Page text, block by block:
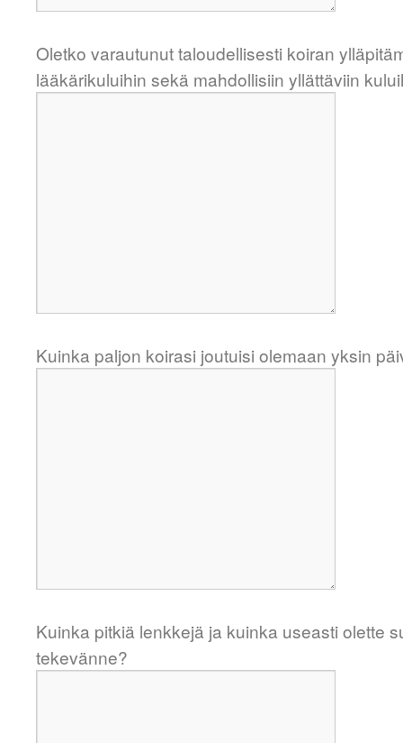
Oletko varautunut taloudellisesti koiran
lääkärikuluihin sekä mahdollisiin yllättäviin
Kuinka paljon koirasi joutuisi olemaan yksin
Kuinka pitkiä lenkkejä ja kuinka useasti olette
tekevänne?